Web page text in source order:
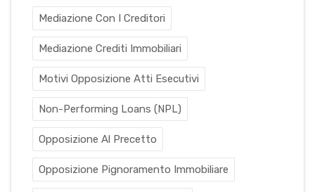
Mediazione Con I Creditori
Mediazione Crediti Immobiliari
Motivi Opposizione Atti Esecutivi
Non-Performing Loans (NPL)
Opposizione Al Precetto
Opposizione Pignoramento Immobiliare